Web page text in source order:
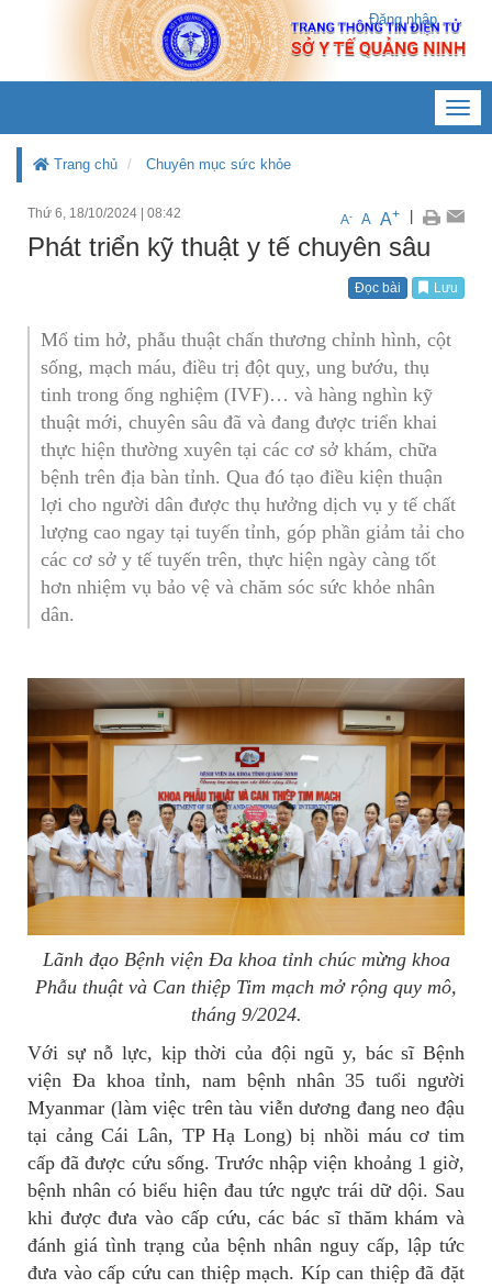
Đăng nhập
Trang chủ Chuyên mục sức khỏe
Thứ 6, 18/10/2024 08:42 A- A A+
Phát triển kỹ thuật y tế chuyên sâu
Đọc bài Lưu
Mổ tim hở, phẫu thuật chấn thương chỉnh hình, cột
sống, mạch máu, điều trị đột quỵ, ung bướu, thụ
tinh trong ống nghiệm (IVF)… và hàng nghìn kỹ
thuật mới, chuyên sâu đã và đang được triển khai
thực hiện thường xuyên tại các cơ sở khám, chữa
bệnh trên địa bàn tỉnh. Qua đó tạo điều kiện thuận
lợi cho người dân được thụ hưởng dịch vụ y tế chất
lượng cao ngay tại tuyến tỉnh, góp phần giảm tải cho
các cơ sở y tế tuyến trên, thực hiện ngày càng tốt
hơn nhiệm vụ bảo vệ và chăm sóc sức khỏe nhân
dân.
Lãnh đạo Bệnh viện Đa khoa tỉnh chúc mừng khoa
Phẫu thuật và Can thiệp Tim mạch mở rộng quy mô,
tháng 9/2024.
Với sự nỗ lực, kịp thời của đội ngũ y, bác sĩ Bệnh
viện Đa khoa tỉnh, nam bệnh nhân 35 tuổi người
Myanmar (làm việc trên tàu viễn dương đang neo đậu
tại cảng Cái Lân, TP Hạ Long) bị nhồi máu cơ tim
cấp đã được cứu sống. Trước nhập viện khoảng 1 giờ,
bệnh nhân có biểu hiện đau tức ngực trái dữ dội. Sau
khi được đưa vào cấp cứu, các bác sĩ thăm khám và
đánh giá tình trạng của bệnh nhân nguy cấp, lập tức
đưa vào cấp cứu can thiệp mạch. Kíp can thiệp đã đặt